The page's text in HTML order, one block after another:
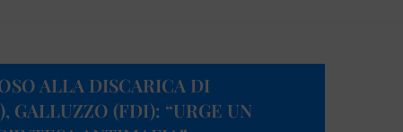
ALLA DISCARICA DI
GALLUZZO (FDI): “URGE UN